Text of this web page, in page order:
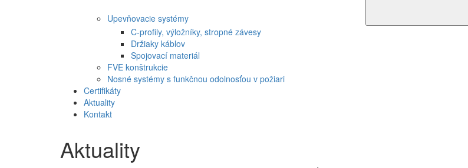
Upevňovacie systémy
C-profily, výložníky, stropné závesy
Držiaky káblov
Spojovací materiál
FVE konštrukcie
Nosné systémy s funkčnou odolnosťou v požiari
Certifikáty
Aktuality
Kontakt
Aktuality